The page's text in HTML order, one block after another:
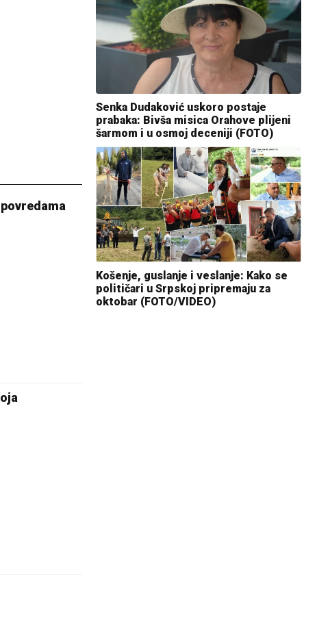
Senka Dudaković uskoro postaje
prabaka: Bivša misica Orahove plijeni
šarmom i u osmoj deceniji (FOTO)
Košenje, guslanje i veslanje: Kako se
političari u Srpskoj pripremaju za
oktobar (FOTO/VIDEO)